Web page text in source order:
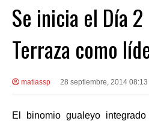
Se inicia el Día
Terraza como
matiassp 28 septiembre, 2014 08:13
El binomio gualeyo